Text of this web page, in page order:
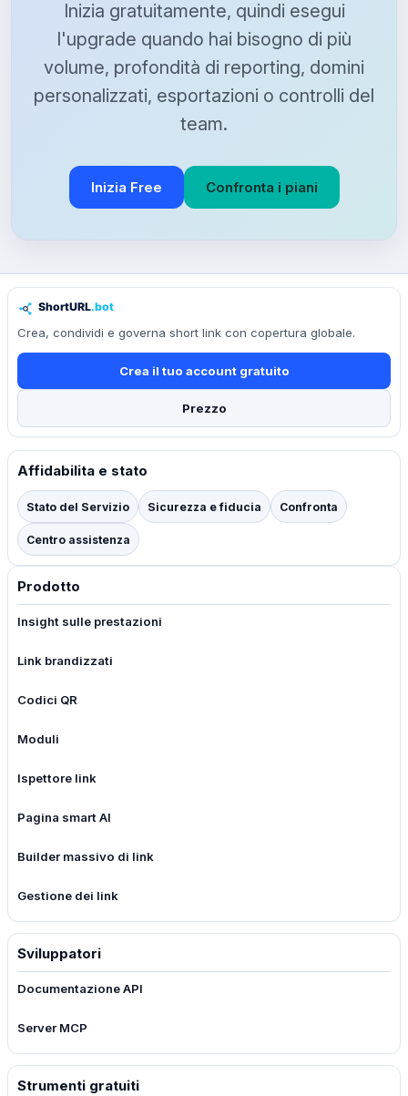
Inizia gratuitamente, quindi esegui
l'upgrade quando hai bisogno di più
volume, profondità di reporting, domini
personalizzati, esportazioni o controlli del
team.
Inizia Free Confronta i piani
Crea, condividi e governa short link con copertura globale.
Crea il tuo account gratuito
Prezzo
Affidabilita e stato
Stato del Servizio Sicurezza e fiducia Confronta
Centro assistenza
Prodotto
Insight sulle prestazioni
Link brandizzati
Codici QR
Moduli
Ispettore link
Pagina smart AI
Builder massivo di link
Gestione dei link
Sviluppatori
Documentazione API
Server MCP
Strumenti gratuiti